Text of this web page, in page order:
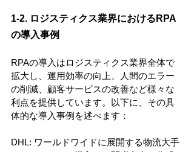
1-2. ロジスティクス業界におけるRPA
の導入事例
RPAの導入はロジスティクス業界全体で
拡大し、運用効率の向上、人間のエラー
の削減、顧客サービスの改善など様々な
利点を提供しています。以下に、その具
体的な導入事例を述べます：
DHL: ワールドワイドに展開する物流大手